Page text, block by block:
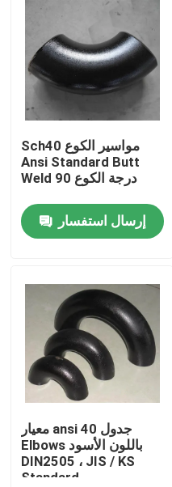
حول بنا
إتصال
المنتجات
شفة أنابيب الصلب
Sch40 مواسير الكوع
Ansi Standard Butt
Weld 90 درجة الكوع
إرسال استفسار
معيار ansi جدول 40
Elbows باللون الأسود
DIN2505 ، JIS / KS
Standard